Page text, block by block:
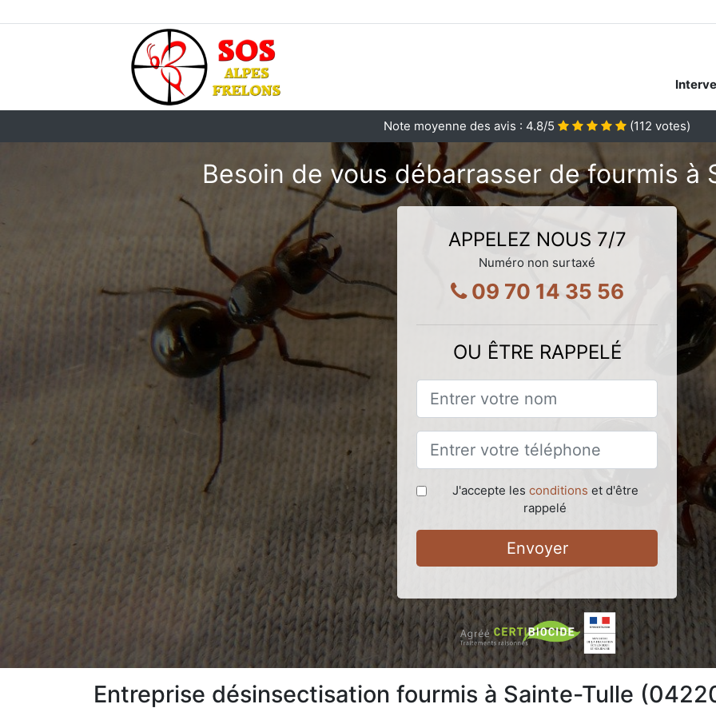
Note moyenne des avis : 4.8/5 (112 votes)
Besoin de vous débarrasser de fourmis à
APPELEZ NOUS 7/7
Numéro non surtaxé
09 70 14 35 56
OU ÊTRE RAPPELÉ
J'accepte les conditions et d'être
rappelé
Envoyer
Entreprise désinsectisation fourmis à Sainte-Tulle